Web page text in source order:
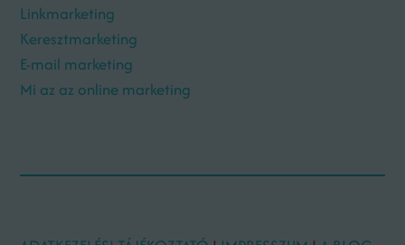
Linkmarketing
Keresztmarketing
E-mail marketing
Mi az az online marketing